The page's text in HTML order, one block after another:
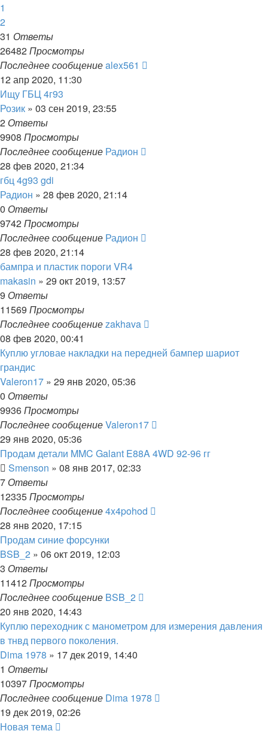
1
2
31 Ответы
26482Просмотры
Последнее сообщениеalex561
12 апр 2020, 11:30
Ищу ГБЦ 4г93
Розик » 03 сен 2019, 23:55
2 Ответы
9908 Просмотры
Последнее сообщение Радион
28 фев 2020, 21:34
гбц 4g93 gdi
Радион » 28 фев 2020, 21:14
0 Ответы
9742Просмотры
Последнее сообщение Радион
28 фев 2020, 21:14
бампра и пластик пороги VR4
makasin » 29 окт 2019, 13:57
9 Ответы
11569 Просмотры
Последнее сообщениеzakhava
08 фев 2020, 00:41
Куплю угловае накладки на передней бампер шариот
грандис
Valeron17 » 29 янв 2020, 05:36
0 Ответы
9936Просмотры
Последнее сообщениеValeron17
29 янв 2020, 05:36
Продам детали MMC Galant E88A 4WD 92-96 гг
Smenson » 08 янв 2017, 02:33
7 Ответы
12335Просмотры
Последнее сообщение4x4pohod
28 янв 2020, 17:15
Продам синие форсунки
BSB_2 » 06 окт 2019, 12:03
3 Ответы
11412Просмотры
Последнее сообщение BSB_2
20 янв 2020, 14:43
Куплю переходник с манометром для измерения давления
в тнвд первого поколения.
Dima 1978 » 17 дек 2019, 14:40
1 Ответы
10397Просмотры
Последнее сообщение Dima 1978
19 дек 2019, 02:26
Новая тема